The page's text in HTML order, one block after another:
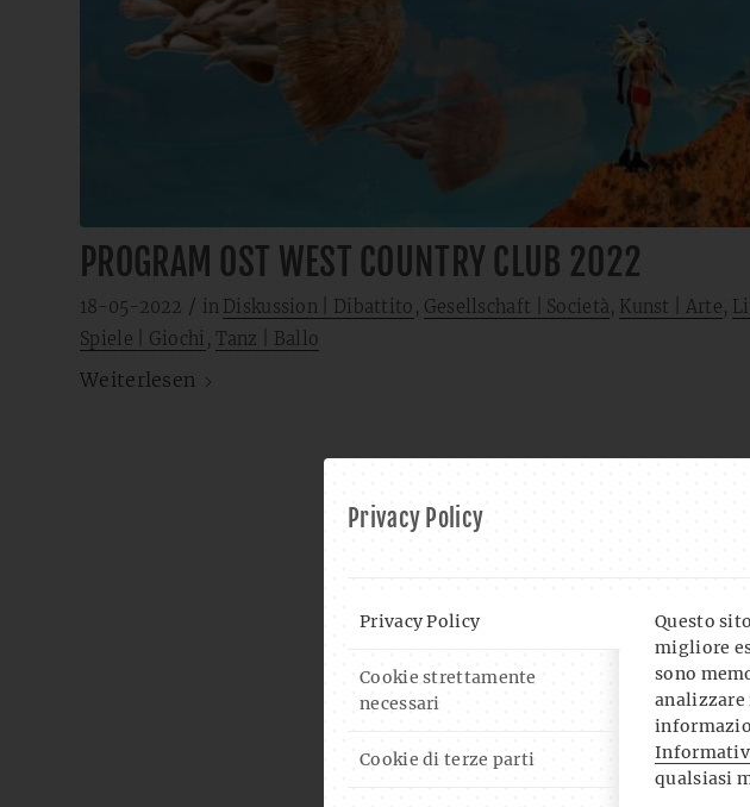
Privacy Policy
Privacy Policy
Cookie strettamente
necessari
Cookie di terze parti
Questo
migliore
sono
qualsiasi
PROGRAM OST WEST COUNTRY CLUB 2022
18-05-2022 / in Diskussion | Dibattito , Gesellschaft | Società, Kunst | Arte,
Spiele | Giochi , Tanz | Ballo
Weiterlesen